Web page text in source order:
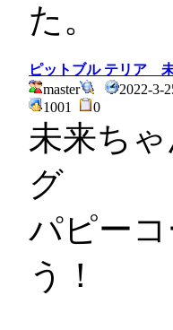
た。
ピットブル テリア
master
2022-3-
1001
0
未来ち
グ
パピー
う！